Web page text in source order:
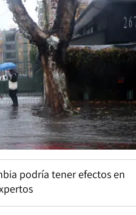
podría tener efectos en